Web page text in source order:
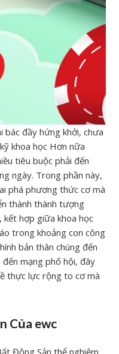
đầy hứng khởi, chưa
khoa học Hơn nữa
tiêu buộc phải đến
ngày. Trong phần này,
phá phương thức cơ mà
thành thành tượng
hợp giữa khoa học
trong khoảng con công
bản thân chúng đến
mạng phố hội, đây
thực lực rộng to cơ mà
Của ewc